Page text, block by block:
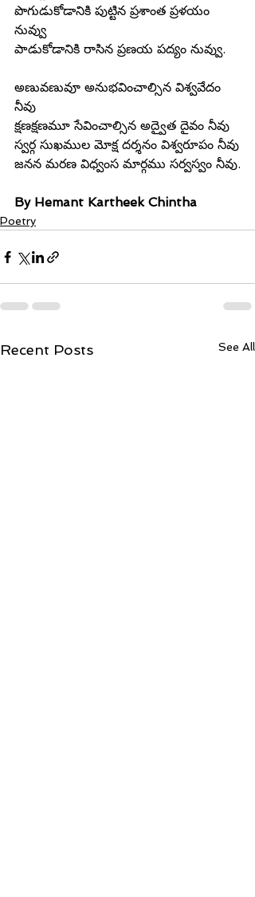
పొగుడుకోడానికి పుట్టిన ప్రశాంత ప్రళయం
నువ్వు
పాడుకోడానికి రాసిన ప్రణయ పద్యం నువ్వు.
అణువణువూ అనుభవించాల్సిన విశ్వవేదం
నీవు
క్షణక్షణమూ సేవించాల్సిన అద్వైత దైవం నీవు
స్వర్గ సుఖముల మోక్ష దర్శనం విశ్వరూపం నీవు
జనన మరణ విధ్వంస మార్గము సర్వస్వం నీవు.
By Hemant Kartheek Chintha
Poetry
Recent Posts See All